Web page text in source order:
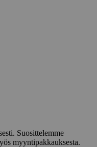
Suosittelemme
myyntipakkauksesta.